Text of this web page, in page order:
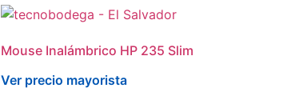
Mouse Inalámbrico HP 235 Slim
Ver precio mayorista